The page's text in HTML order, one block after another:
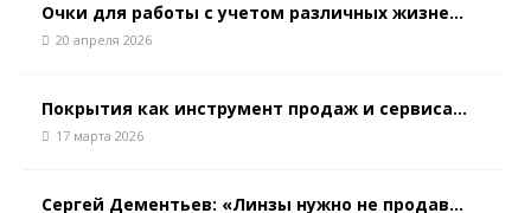
Очки для работы с учетом различных жизне...
20 апреля 2026
Покрытия как инструмент продаж и сервиса...
17 марта 2026
Сергей Дементьев: «Линзы нужно не продав...